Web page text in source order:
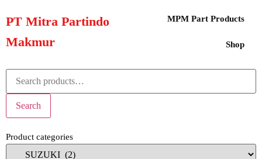
PT Mitra Partindo
Makmur
MPM Part Products
Shop
Search
Product categories